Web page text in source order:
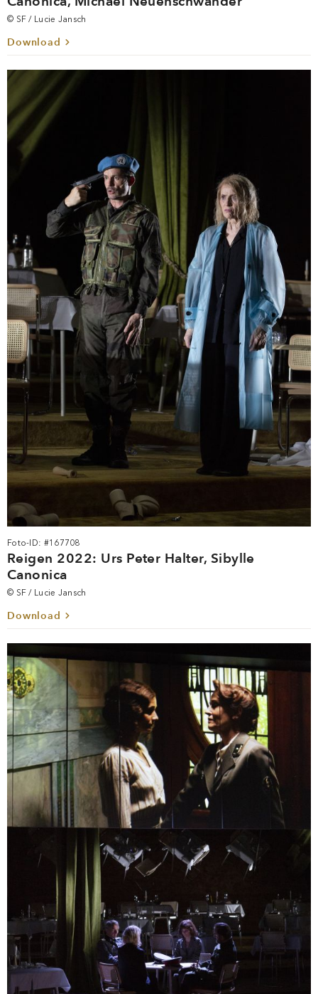
© SF / Lucie Jansch
Download
Foto-ID: #167708
Reigen 2022: Urs Peter Halter, Sibylle
Canonica
© SF / Lucie Jansch
Download